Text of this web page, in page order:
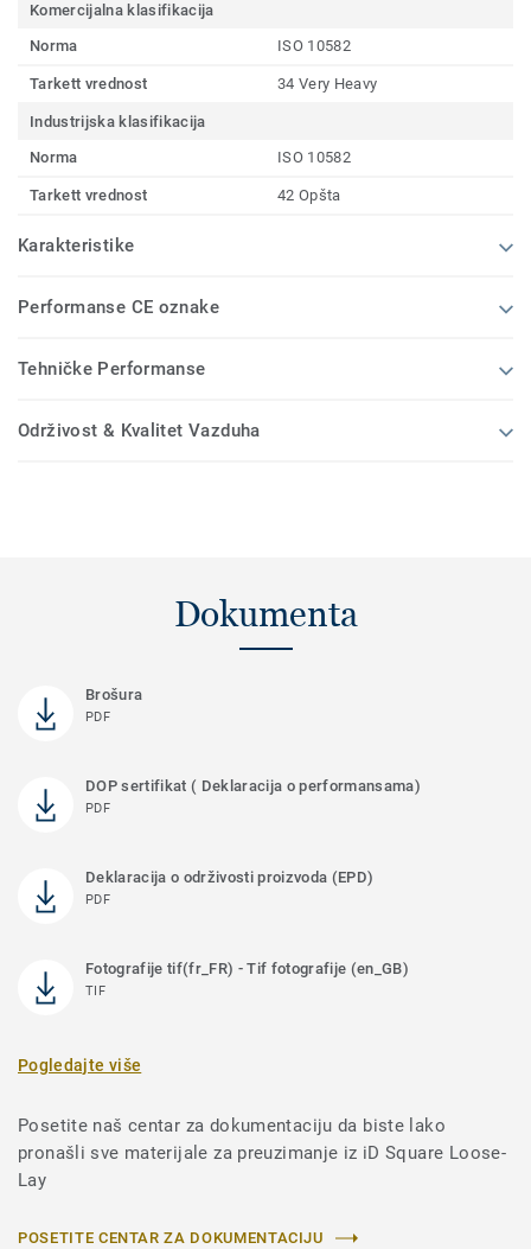
Komercijalna klasifikacija
Norma
ISO 10582
Tarkett vrednost 34 Very Heavy
Industrijska klasifikacija
Norma
ISO 10582
Tarkett vrednost 42 Opšta
Karakteristike
Performanse CE oznake
Tehničke Performanse
Održivost & Kvalitet Vazduha
Dokumenta
Brošura
PDF
DOP sertifikat ( Deklaracija o performansama)
PDF
Deklaracija o održivosti proizvoda (EPD)
PDF
Fotografije tif(fr_FR) - Tif fotografije (en_GB)
TIF
Pogledajte više
Posetite naš centar za dokumentaciju da biste lako
pronašli sve materijale za preuzimanje iz iD Square Loose-
Lay
POSETITE CENTAR ZA DOKUMENTACIJU